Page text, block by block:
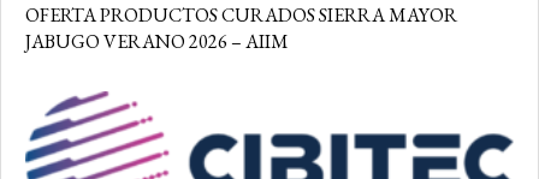
OFERTA PRODUCTOS CURADOS SIERRA MAYOR
JABUGO VERANO 2026 – AIIM